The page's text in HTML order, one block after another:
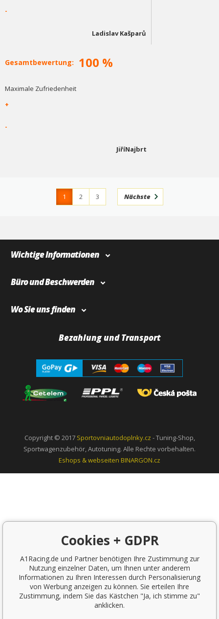
-
Ladislav Kašparů
Gesamtbewertung: 100 %
Maximale Zufriedenheit
+
-
JiříNajbrt
1 2
3
Nächste
Wichtige Informationen
Büro und Beschwerden
Wo Sie uns finden
Bezahlung und Transport
Copyright © 2017 Sportovniautodoplnky.cz - Tuning-Shop,
Sportwagenzubehör, Autotuning. Alle Rechte vorbehalten.
Eshops & webseiten BINARGON.cz
Cookies + GDPR
A1Racing.de und Partner benötigen Ihre Zustimmung zur
Nutzung einzelner Daten, um Ihnen unter anderem
Informationen zu Ihren Interessen durch Personalisierung
von Werbung anzeigen zu können. Sie erteilen Ihre
Zustimmung, indem Sie das Kästchen "Ja, ich stimme zu"
anklicken.